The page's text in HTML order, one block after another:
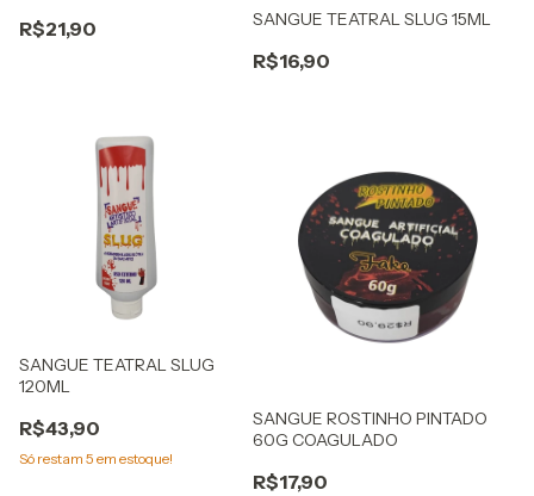
R$21,90 SANGUE TEATRAL SLUG 15ML
R$16,90
SANGUE TEATRAL SLUG
120ML
R$43,90
Só restam 5 em estoque!
SANGUE ROSTINHO PINTADO
60G COAGULADO
R$17,90